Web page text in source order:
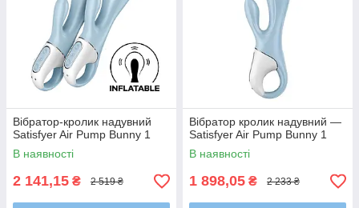
Вібратор-кролик надувний
Satisfyer Air Pump Bunny 1
В наявності
2 141,15 ₴ 2 519 ₴
Вібратор кролик надувний —
Satisfyer Air Pump Bunny 1
В наявності
1 898,05 ₴ 2 233 ₴